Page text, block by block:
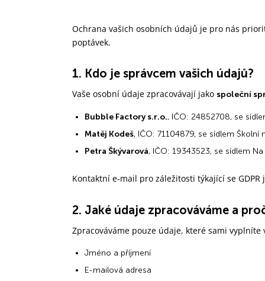
Ochrana vašich osobních údajů je pro nás
poptávek.
1. Kdo je správcem vašich údajů?
Vaše osobní údaje zpracovávají jako společní
Bubble Factory s.r.o., IČO: 24852708, se
Matěj Kodeš, IČO: 71104879, se sídlem
Petra Škývarová, IČO: 19343523, se sídlem
Kontaktní e-mail pro záležitosti týkající se GDPR
2. Jaké údaje zpracováváme a
Zpracováváme pouze údaje, které sami
Jméno a příjmení
E-mailová adresa